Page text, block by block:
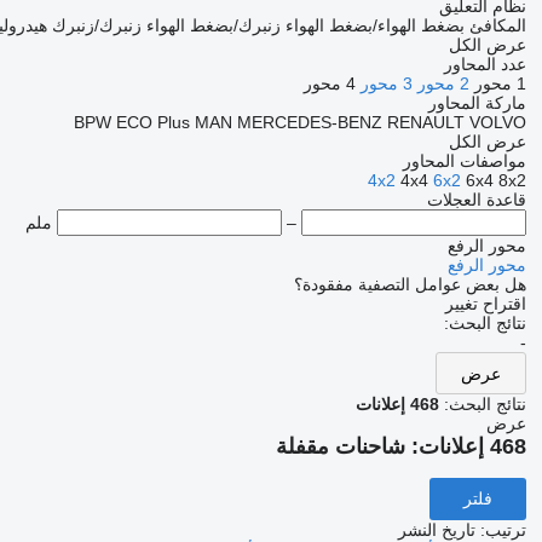
نظام التعليق
المكافئ بضغط الهواء/بضغط الهواء زنبرك/بضغط الهواء زنبرك/زنبرك
عرض الكل
عدد المحاور
1 محور
2 محور 3 محور
4 محور
ماركة المحاور
BPW ECO Plus MAN MERCEDES-BENZ RENAULT VOLVO
عرض الكل
مواصفات المحاور
4x2 4x4 6x2 6x4 8x2
قاعدة العجلات
–
ملم
محور الرفع
محور الرفع
هل بعض عوامل التصفية مفقودة؟
اقتراح تغيير
نتائج البحث:
-
عرض
نتائج البحث: 468 إعلانات
عرض
468 إعلانات: شاحنات مقفلة
فلتر
ترتيب: تاريخ النشر